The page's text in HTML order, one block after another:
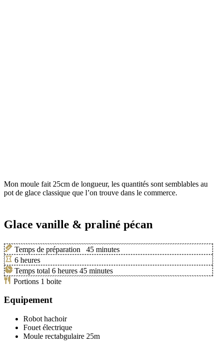
Mon moule fait 25cm de longueur, les quantités sont semblables au
pot de glace classique que l’on trouve dans le commerce.
Glace vanille & praliné pécan
Temps de préparation 45 minutes
6 heures
Temps total 6 heures 45 minutes
Portions 1 boite
Equipement
Robot hachoir
Fouet électrique
Moule rectabgulaire 25m